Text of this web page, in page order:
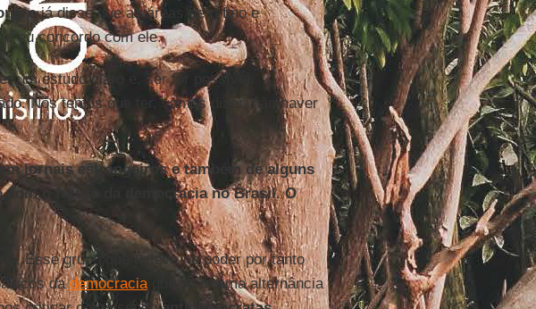
já disse que as áreas de refino e
e eu concordo com ele.
um estudo claro e, ser for possível,
Nós temos que ter, vamos dizer, não haver
jornais estrangeiros e também de alguns
o futuro da democracia no Brasil. O
Esse grupo que esteve no poder por tanto
dademocraciaque se chama alternância